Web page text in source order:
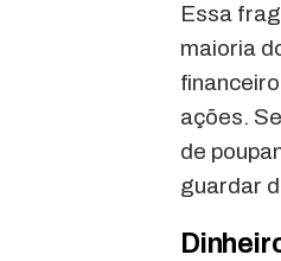
Essa
maioria
ações.
de
guardar